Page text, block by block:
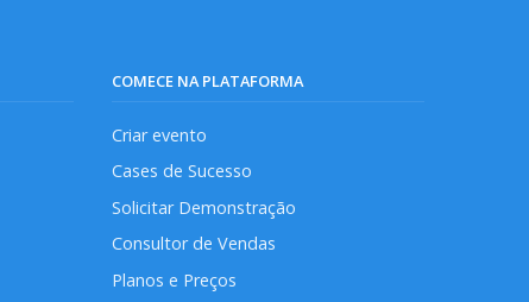
COMECE NA PLATAFORMA
Criar evento
Cases de Sucesso
Solicitar Demonstração
Consultor de Vendas
Planos e Preços